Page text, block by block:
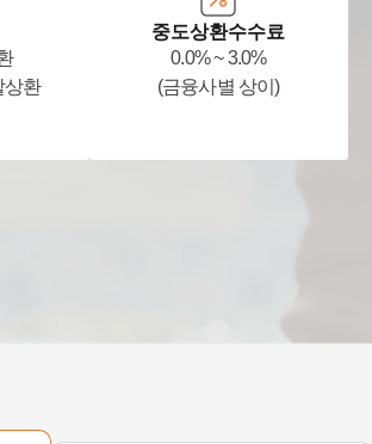
상환
중도상환수수료
0.0% ~ 3.0%
(금융사별 상이)